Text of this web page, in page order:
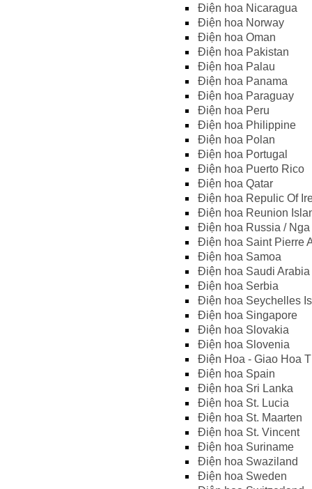
Điện hoa Nicaragua
Điện hoa Norway
Điện hoa Oman
Điện hoa Pakistan
Điện hoa Palau
Điện hoa Panama
Điện hoa Paraguay
Điện hoa Peru
Điện hoa Philippine
Điện hoa Polan
Điện hoa Portugal
Điện hoa Puerto Rico
Điện hoa Qatar
Điện hoa Repulic Of
Điện hoa Reunion
Điện hoa Russia / Nga
Điện hoa Saint Pierre
Điện hoa Samoa
Điện hoa Saudi Arabia
Điện hoa Serbia
Điện hoa Seychelles
Điện hoa Singapore
Điện hoa Slovakia
Điện hoa Slovenia
Điện Hoa - Giao Hoa
Điện hoa Spain
Điện hoa Sri Lanka
Điện hoa St. Lucia
Điện hoa St. Maarten
Điện hoa St. Vincent
Điện hoa Suriname
Điện hoa Swaziland
Điện hoa Sweden